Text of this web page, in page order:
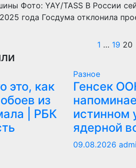
Фото: YAY/TASS В России
года Госдума отклонила
1 … 19 20
это, как
из
| РБК
Разное
Генсек
истинном
ядерной
09.08.2026